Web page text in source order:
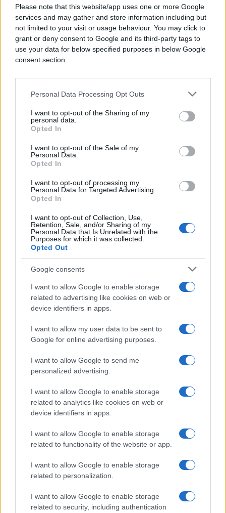
Please note that this website/app uses one or more Google
services and may gather and store information including but
not limited to your visit or usage behaviour. You may click to
grant or deny consent to Google and its third-party tags to
use your data for below specified purposes in below Google
consent section.
Personal Data Processing Opt Outs
I want to opt-out of the Sharing of my
personal data.
Opted In
I want to opt-out of the Sale of my
Personal Data.
Opted In
I want to opt-out of processing my
Personal Data for Targeted Advertising.
Opted In
I want to opt-out of Collection, Use,
Retention, Sale, and/or Sharing of my
Personal Data that Is Unrelated with the
Purposes for which it was collected.
Opted Out
Google consents
I want to allow Google to enable storage
related to advertising like cookies on web or
device identifiers in apps.
I want to allow my user data to be sent to
Google for online advertising purposes.
I want to allow Google to send me
personalized advertising.
I want to allow Google to enable storage
related to analytics like cookies on web or
device identifiers in apps.
I want to allow Google to enable storage
related to functionality of the website or app.
I want to allow Google to enable storage
related to personalization.
I want to allow Google to enable storage
related to security, including authentication
15.08.17. 20:06
Saznaj više
SVIJET
OPERACIJA MARS:Prvi korak ka Crvenoj planeti
Saznaj više